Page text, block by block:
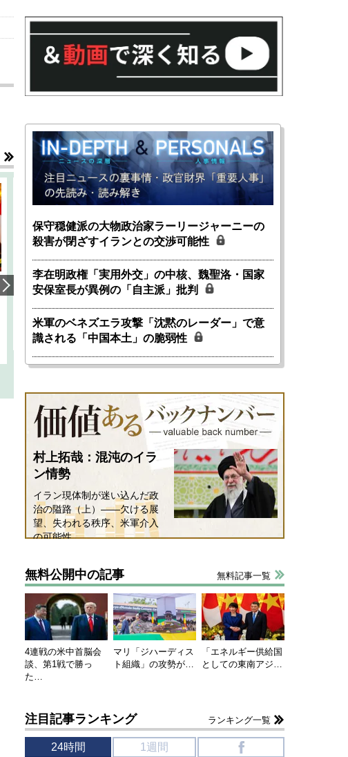
韓国にも理解してほしい「極東
1905年体制」における日米韓安
全保障協力の意味
千々和泰明
2026年5月15日
ホルムズ海峡危機で加速したエ
ネルギー転換が「中国依存」に
行き着くリスク
小山堅
2026年5月14日
保守穏健派の大物政治家ラーリージャーニーの
殺害が閉ざすイランとの交渉可能性
李在明政権「実用外交」の中核、魏聖洛・国家
安保室長が異例の「自主派」批判
米軍のベネズエラ攻撃「沈黙のレーダー」で意
識される「中国本土」の脆弱性
村上拓哉：混沌のイラ
ン情勢
イラン現体制が迷い込んだ政
治の隘路（上）――欠ける展
望、失われる秩序、米軍介入
の可能性
無料公開中の記事 無料記事一覧
4連戦の米中首脳会
談、第1戦で勝っ
た…
マリ「ジハーディス
ト組織」の攻勢が…
「エネルギー供給国
としての東南アジ…
注目記事ランキング ランキング一覧
24時間 1週間